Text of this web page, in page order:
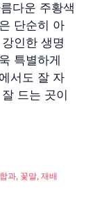
다운 주황색
단순히 아
인한 생명
특별하게
서도 잘 자
드는 곳이
과, 꽃말, 재배